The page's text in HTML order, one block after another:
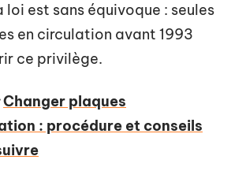
est sans équivoque : seules
en circulation avant 1993
ce privilège.
Changer plaques
: procédure et conseils